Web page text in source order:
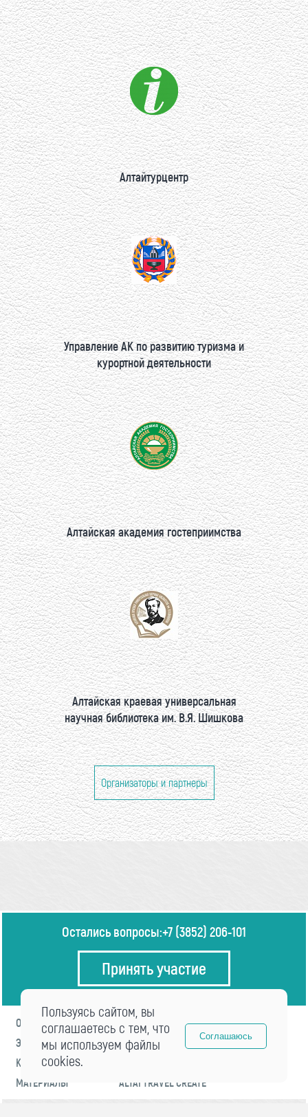
Алтайтурцентр
Управление АК по развитию туризма и
курортной деятельности
Алтайская академия гостеприимства
Алтайская краевая универсальная
научная библиотека им. В.Я. Шишкова
Организаторы и партнеры
Остались вопросы:+7 (3852) 206-101
Принять участие
О ФОРУМЕ
ПРОГРАММА
ЭКСПЕРТЫ
НОВОСТИ
КОНТАКТЫ
МАТЕРИАЛЫ
ALTAI TRAVEL CREATE
Пользуясь сайтом, вы
соглашаетесь с тем, что
мы используем файлы
cookies.
Соглашаюсь